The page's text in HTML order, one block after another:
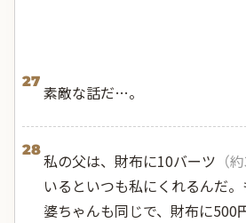
27
素敵な話だ…。
28
私の父は、財布に10バーツ （
いるといつも私にくれるんだ
婆ちゃんも同じで、財布に500